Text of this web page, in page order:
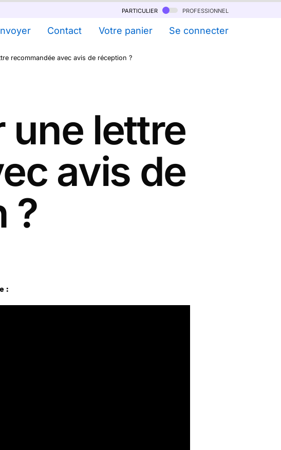
particulier professionnel
Contact Votre panier Se connecter
recommandée avec avis de réception ?
une lettre
avis de
?
: